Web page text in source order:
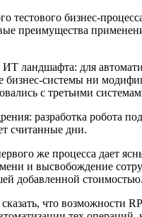
тестового бизнес-
преимущества
ландшафта: для
бизнес-системы ни
с третьими
разработка робота
считанные дни.
же процесса дает
и высвобождение
добавленной стоимостью.
что возможности